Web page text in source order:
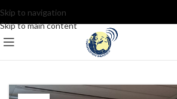
Skip to navigation
Skip to main content